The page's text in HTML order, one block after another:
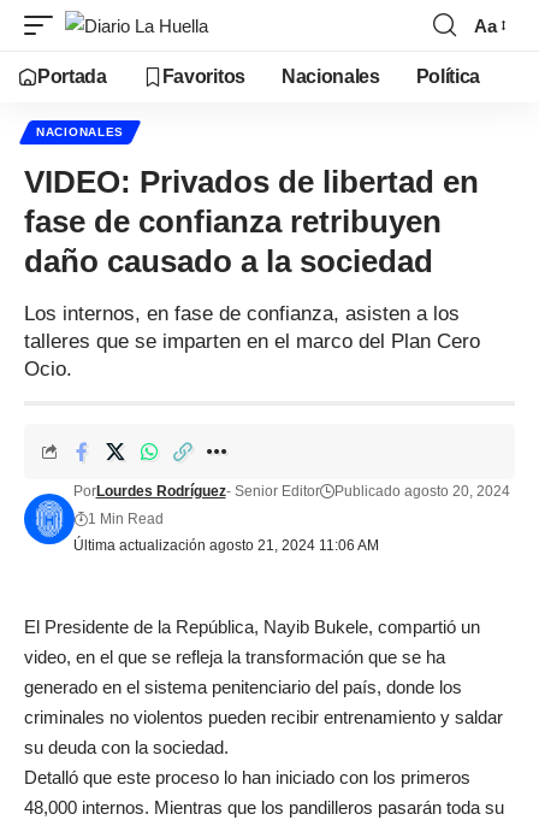
Aa
Portada Favoritos Nacionales Política
NACIONALES
VIDEO: Privados de libertad en
fase de confianza retribuyen
daño causado a la sociedad
Los internos, en fase de confianza, asisten a los
talleres que se imparten en el marco del Plan Cero
Ocio.
Última actualización agosto 21, 2024 11:06 AM
PorLourdes Rodríguez- Senior Editor
Publicado agosto 20, 2024
1 Min Read
El Presidente de la República, Nayib Bukele, compartió un
video, en el que se refleja la transformación que se ha
generado en el sistema penitenciario del país, donde los
criminales no violentos pueden recibir entrenamiento y saldar
su deuda con la sociedad.
Detalló que este proceso lo han iniciado con los primeros
48,000 internos. Mientras que los pandilleros pasarán toda su